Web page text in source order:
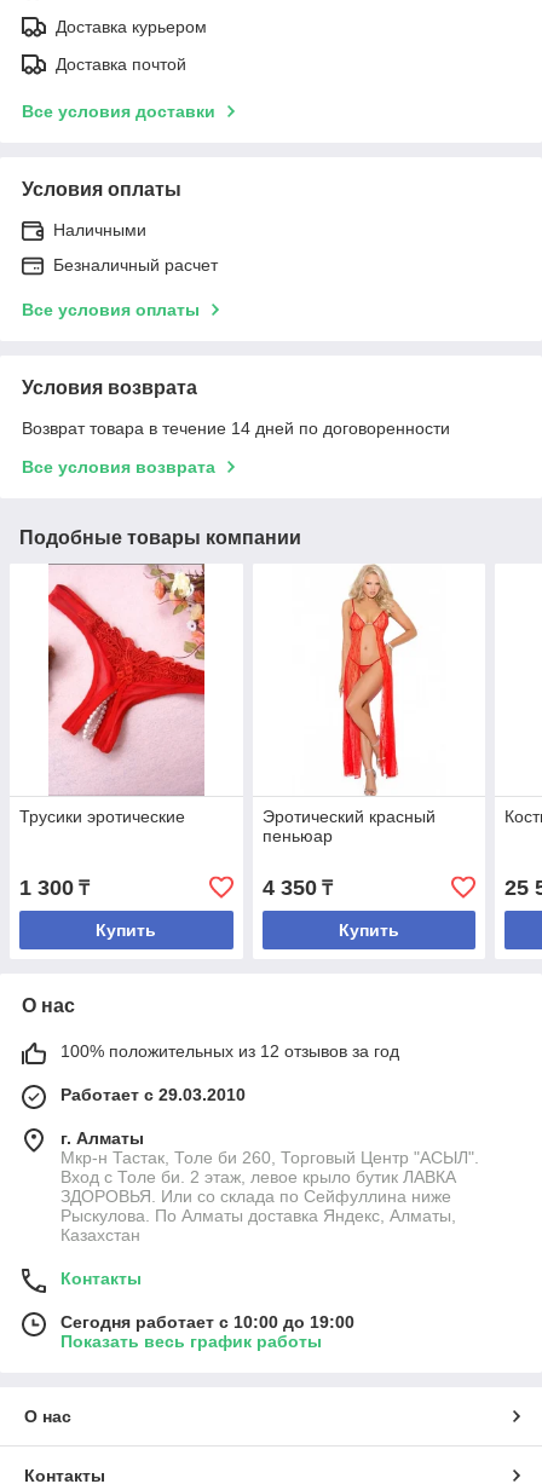
Доставка курьером
Доставка почтой
Все условия доставки
Условия оплаты
Наличными
Безналичный расчет
Все условия оплаты
Условия возврата
Возврат товара в течение 14 дней по договоренности
Все условия возврата
Подобные товары компании
Трусики эротические
1 300 ₸
Купить
Эротический красный
пеньюар
4 350₸
Купить
25
О нас
100% положительных из 12 отзывов за год
Работает с 29.03.2010
г. Алматы
Мкр-н Тастак, Толе би 260, Торговый Центр "АСЫЛ".
Вход с Толе би. 2 этаж, левое крыло бутик ЛАВКА
ЗДОРОВЬЯ. Или со склада по Сейфуллина ниже
Рыскулова. По Алматы доставка Яндекс, Алматы,
Казахстан
Контакты
Сегодня работает с 10:00 до 19:00
Показать весь график работы
О нас
Контакты